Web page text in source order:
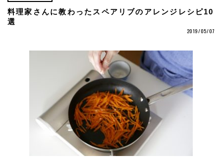
料理家さんに教わったスペアリブのアレンジレシピ10
選
2019/05/07